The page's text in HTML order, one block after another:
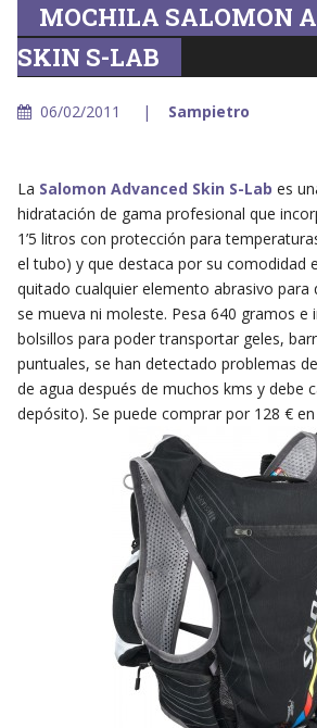
MOCHILA SALOMON
SKIN S-LAB
06/02/2011 Sampietro
La Salomon Advanced Skin S-Lab es
hidratación de gama profesional que
1’5 litros con protección para
el tubo) y que destaca por su comodidad
quitado cualquier elemento abrasivo para
se mueva ni moleste. Pesa 640 gramos e
bolsillos para poder transportar geles,
puntuales, se han detectado problemas
de agua después de muchos kms y debe
depósito). Se puede comprar por 128 € en